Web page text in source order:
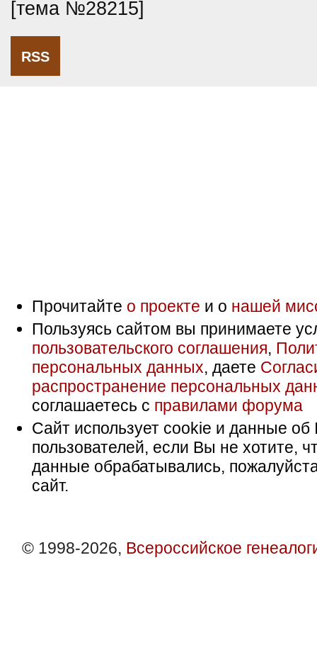
[тема №28215]
RSS
Прочитайте о проекте и о нашей
Пользуясь сайтом вы принимаете
пользовательского соглашения,
персональных данных, даете
распространение персональных
соглашаетесь с правилами форума
Сайт использует cookie и данные об
пользователей, если Вы не хотите,
данные обрабатывались,
сайт.
© 1998-2026, Всероссийское